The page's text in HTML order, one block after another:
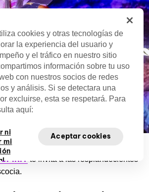
te invita a las resplandecientes
cookies y otras tecnologías de
la experiencia del usuario y
y el tráfico en nuestro sitio
información sobre tu uso
con nuestros socios de redes
y análisis. Si se detectara una
excluirse, esta se respetará. Para
aquí:
ni
mi
Aceptar cookies